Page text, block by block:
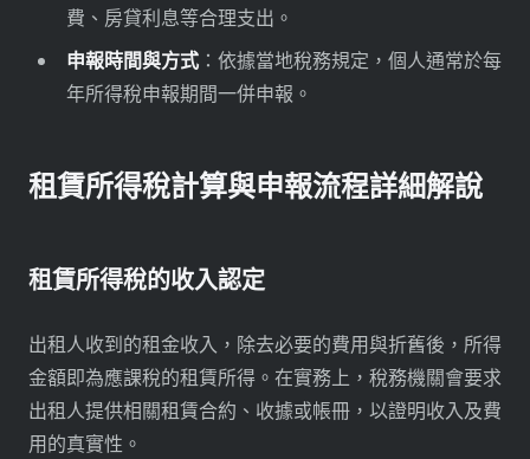
費、房貸利息等合理支出。
申報時間與方式 ：依據當地稅務規定，個人通常於每
年所得稅申報期間一併申報。
租賃所得稅計算與申報流程詳細解說
租賃所得稅的收入認定
出租人收到的租金收入，除去必要的費用與折舊後，所得
金額即為應課稅的租賃所得。在實務上，稅務機關會要求
出租人提供相關租賃合約、收據或帳冊，以證明收入及費
用的真實性。